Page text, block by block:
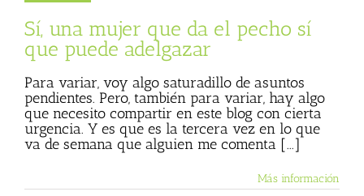
Sí, una mujer que da el pecho sí
que puede adelgazar
Para variar, voy algo saturadillo de asuntos
pendientes. Pero, también para variar, hay algo
que necesito compartir en este blog con cierta
urgencia. Y es que es la tercera vez en lo que
va de semana que alguien me comenta [...]
Más información